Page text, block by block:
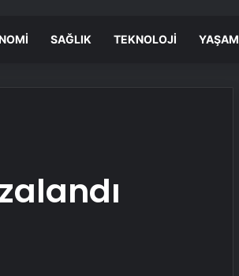
SAĞLIK TEKNOLOJI YAŞAM